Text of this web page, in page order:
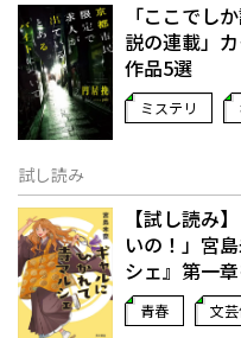
「ここでし
説の連載」
作品5選
ミステリ
試し読み
【試し読み
いの！」宮
シェ』第一
青春 文